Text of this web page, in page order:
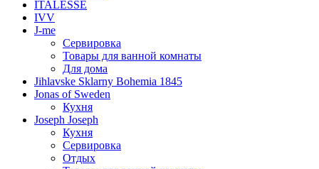
ITALESSE
IVV
J-me
Сервировка
Товары для ванной комнаты
Для дома
Jihlavske Sklarny Bohemia 1845
Jonas of Sweden
Кухня
Joseph Joseph
Кухня
Сервировка
Отдых